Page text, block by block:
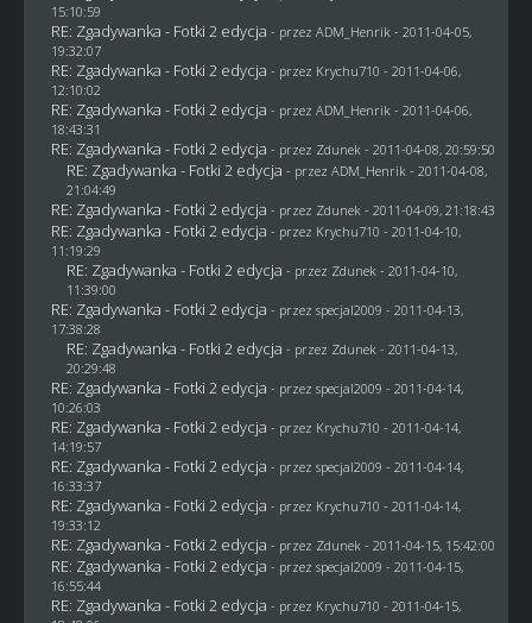
15:10:59
RE: Zgadywanka - Fotki 2 edycja - przez ADM_Henrik - 2011-04-05,
19:32:07
RE: Zgadywanka - Fotki 2 edycja - przez Krychu710 - 2011-04-06,
12:10:02
RE: Zgadywanka - Fotki 2 edycja - przez ADM_Henrik - 2011-04-06,
18:43:31
RE: Zgadywanka - Fotki 2 edycja - przez Zdunek - 2011-04-08, 20:59:50
RE: Zgadywanka - Fotki 2 edycja - przez ADM_Henrik - 2011-04-08,
21:04:49
RE: Zgadywanka - Fotki 2 edycja - przez Zdunek - 2011-04-09, 21:18:43
RE: Zgadywanka - Fotki 2 edycja - przez Krychu710 - 2011-04-10,
11:19:29
RE: Zgadywanka - Fotki 2 edycja - przez Zdunek - 2011-04-10,
11:39:00
RE: Zgadywanka - Fotki 2 edycja - przez specjal2009 - 2011-04-13,
17:38:28
RE: Zgadywanka - Fotki 2 edycja - przez Zdunek - 2011-04-13,
20:29:48
RE: Zgadywanka - Fotki 2 edycja - przez specjal2009 - 2011-04-14,
10:26:03
RE: Zgadywanka - Fotki 2 edycja - przez Krychu710 - 2011-04-14,
14:19:57
RE: Zgadywanka - Fotki 2 edycja - przez specjal2009 - 2011-04-14,
16:33:37
RE: Zgadywanka - Fotki 2 edycja - przez Krychu710 - 2011-04-14,
19:33:12
RE: Zgadywanka - Fotki 2 edycja - przez Zdunek - 2011-04-15, 15:42:00
RE: Zgadywanka - Fotki 2 edycja - przez specjal2009 - 2011-04-15,
16:55:44
RE: Zgadywanka - Fotki 2 edycja - przez Krychu710 - 2011-04-15,